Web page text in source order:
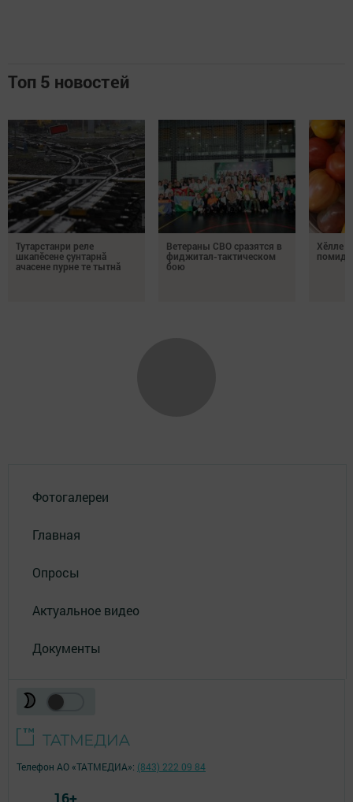
Топ 5 новостей
Тутарстанри реле
шкапӗсене çунтарнă
ачасене пурне те тытнă
Ветераны СВО сразятся в
фиджитал-тактическом
бою
Хӗлле
Фотогалереи
Главная
Опросы
Актуальное видео
Документы
Телефон АО «ТАТМЕДИА»: (843) 222 09 84
16+